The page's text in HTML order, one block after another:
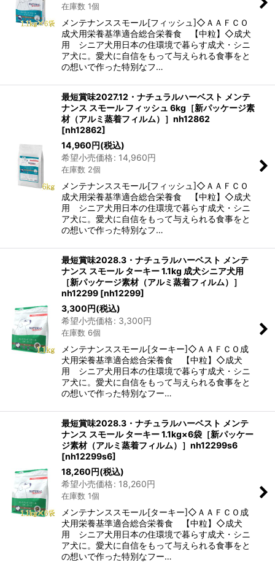
在庫数 1個
メンテナンススモール[フィッシュ]◇ＡＡＦＣＯ
成犬用栄養基準適合総合栄養食 【中粒】◇成犬
用 シニア犬用日本の住環境で暮らす成犬・シニ
ア犬に。愛犬に自信をもって与えられる食事をと
の想いで作った特別なフ…
最短賞味2027.12・ナチュラルハーベスト メンテ
ナンス スモール フィッシュ 6kg［新パッケージ素
材（アルミ蒸着フィルム）］nh12862
[nh12862]
14,960円(税込)
希望小売価格: 14,960円
在庫数 2個
メンテナンススモール[フィッシュ]◇ＡＡＦＣＯ
成犬用栄養基準適合総合栄養食 【中粒】◇成犬
用 シニア犬用日本の住環境で暮らす成犬・シニ
ア犬に。愛犬に自信をもって与えられる食事をと
の想いで作った特別なフ…
最短賞味2028.3・ナチュラルハーベスト メンテ
ナンス スモール ターキー 1.1kg 成犬シニア犬用
［新パッケージ素材（アルミ蒸着フィルム）］
nh12299 [nh12299]
3,300円(税込)
希望小売価格: 3,300円
在庫数 6個
メンテナンススモール[ターキー]◇ＡＡＦＣＯ成
犬用栄養基準適合総合栄養食 【中粒】◇成犬
用 シニア犬用日本の住環境で暮らす成犬・シニ
ア犬に。愛犬に自信をもって与えられる食事をと
の想いで作った特別なフー…
最短賞味2028.3・ナチュラルハーベスト メンテ
ナンス スモール ターキー 1.1kg×6袋［新パッケー
ジ素材（アルミ蒸着フィルム）］nh12299s6
[nh12299s6]
18,260円(税込)
希望小売価格: 18,260円
在庫数 1個
メンテナンススモール[ターキー]◇ＡＡＦＣＯ成
犬用栄養基準適合総合栄養食 【中粒】◇成犬
用 シニア犬用日本の住環境で暮らす成犬・シニ
ア犬に。愛犬に自信をもって与えられる食事をと
の想いで作った特別なフー…